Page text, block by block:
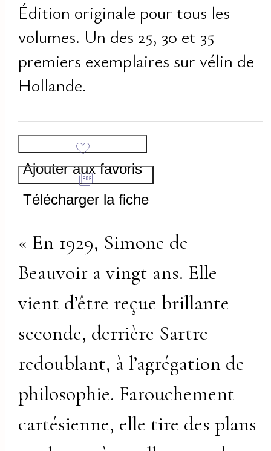
Édition originale pour tous les
volumes. Un des 25, 30 et 35
premiers exemplaires sur vélin de
Hollande.
Ajouter aux favoris
Télécharger la fiche
« En 1929, Simone de
Beauvoir a vingt ans. Elle
vient d’être reçue brillante
seconde, derrière Sartre
redoublant, à l’agrégation de
philosophie. Farouchement
cartésienne, elle tire des plans